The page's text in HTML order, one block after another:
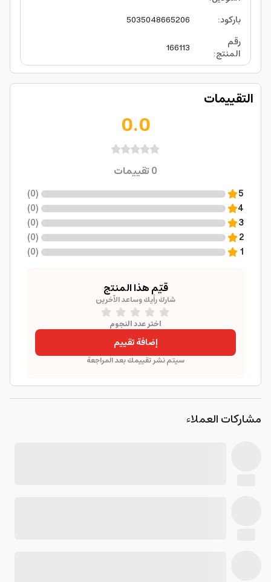
باركود:
5035048665206
رقم
المنتج:
166113
التقييمات
0.0
0تقييمات
5
(
0
)
4
(
0
)
3
(
0
)
2
(
0
)
1
(
0
)
قيّم هذا المنتج
شارك رأيك وساعد الآخرين
اختر عدد النجوم
إضافة تقييم
سيتم نشر تقييمك بعد المراجعة
مشاركات العملاء